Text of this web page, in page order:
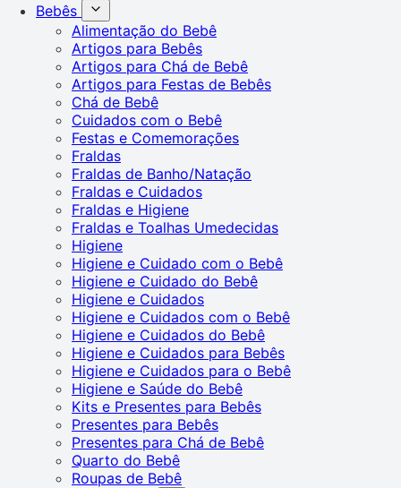
Bebês
Alimentação do Bebê
Artigos para Bebês
Artigos para Chá de Bebê
Artigos para Festas de Bebês
Chá de Bebê
Cuidados com o Bebê
Festas e Comemorações
Fraldas
Fraldas de Banho/Natação
Fraldas e Cuidados
Fraldas e Higiene
Fraldas e Toalhas Umedecidas
Higiene
Higiene e Cuidado com o Bebê
Higiene e Cuidado do Bebê
Higiene e Cuidados
Higiene e Cuidados com o Bebê
Higiene e Cuidados do Bebê
Higiene e Cuidados para Bebês
Higiene e Cuidados para o Bebê
Higiene e Saúde do Bebê
Kits e Presentes para Bebês
Presentes para Bebês
Presentes para Chá de Bebê
Quarto do Bebê
Roupas de Bebê